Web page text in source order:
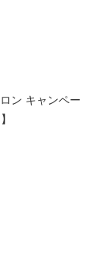
ン キャンペー